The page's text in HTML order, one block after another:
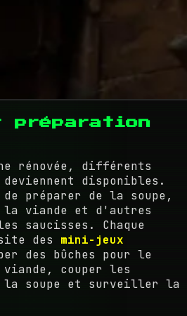
préparation
rénovée, différents
disponibles.
de préparer de la soupe,
viande et d'autres
saucisses. Chaque
des mini-jeux
des bûches pour le
couper les
la soupe et surveiller la